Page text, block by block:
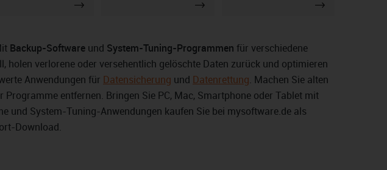
Backup-Software und System-Tuning-Programmen für verschiedene
verlorene oder versehentlich gelöschte Daten zurück und optimieren
Anwendungen für Datensicherung und Datenrettung. Machen Sie alten
entfernen. Bringen Sie PC, Mac, Smartphone oder Tablet mit
und System-Tuning-Anwendungen kaufen Sie bei mysoftware.de als
Download.